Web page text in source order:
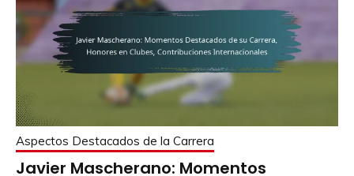
Aspectos Destacados de la Carrera
Javier Mascherano: Momentos